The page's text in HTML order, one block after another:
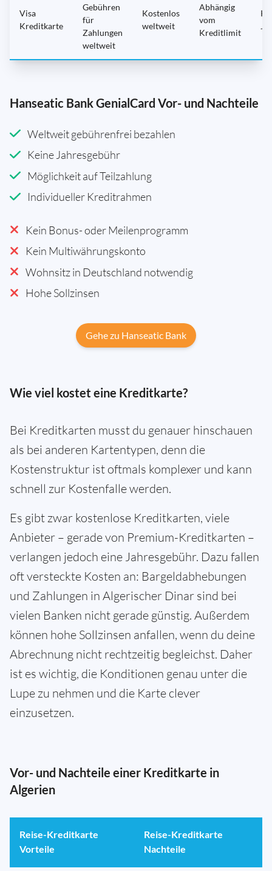
Visa
Kreditkarte
Gebühren
für
Zahlungen
weltweit
Kostenlos
weltweit
Abhängig
vom
Kreditlimit
Hanseatic Bank GenialCard Vor- und Nachteile
Weltweit gebührenfrei bezahlen
Keine Jahresgebühr
Möglichkeit auf Teilzahlung
Individueller Kreditrahmen
Kein Bonus- oder Meilenprogramm
Kein Multiwährungskonto
Wohnsitz in Deutschland notwendig
Hohe Sollzinsen
Gehe zu Hanseatic Bank
Wie viel kostet eine Kreditkarte?
Bei Kreditkarten musst du genauer hinschauen
als bei anderen Kartentypen, denn die
Kostenstruktur ist oftmals komplexer und kann
schnell zur Kostenfalle werden.
Es gibt zwar kostenlose Kreditkarten, viele
Anbieter – gerade von Premium-Kreditkarten –
verlangen jedoch eine Jahresgebühr. Dazu fallen
oft versteckte Kosten an: Bargeldabhebungen
und Zahlungen in Algerischer Dinar sind bei
vielen Banken nicht gerade günstig. Außerdem
können hohe Sollzinsen anfallen, wenn du deine
Abrechnung nicht rechtzeitig begleichst. Daher
ist es wichtig, die Konditionen genau unter die
Lupe zu nehmen und die Karte clever
einzusetzen.
Vor- und Nachteile einer Kreditkarte in
Algerien
Reise-Kreditkarte
Vorteile
Reise-Kreditkarte
Nachteile